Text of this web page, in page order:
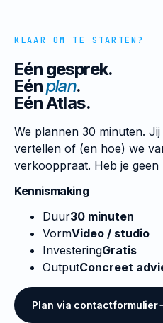
KLAAR OM TE STARTEN?
Eén gesprek.
Eénplan.
Eén Atlas.
We plannen 30 minuten.
vertellen of (en hoe) we
verkooppraat. Heb je geen
Kennismaking
Duur30 minuten
VormVideo / studio
InvesteringGratis
OutputConcreet
Plan via contactformulier